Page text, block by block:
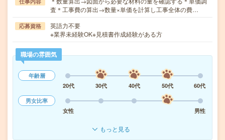
査＊工事費の算出→数量×単価を計算し工事全体の費…
応募資格
英語力不要
※業界未経験OK※見積書作成経験がある方
職場の雰囲気
年齢層
20代
30代 40代 50代
60代
男女比率
女性
男性
もっと見る